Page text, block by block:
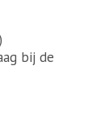
bij de